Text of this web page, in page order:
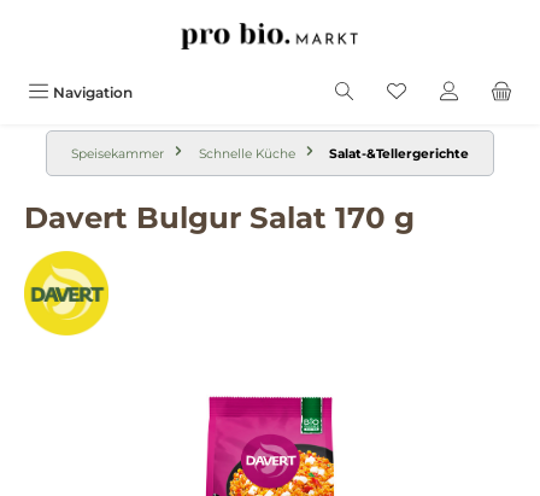
Navigation
Speisekammer Schnelle Küche Salat-&Tellergerichte
Davert Bulgur Salat 170 g
Bildergalerie überspringen